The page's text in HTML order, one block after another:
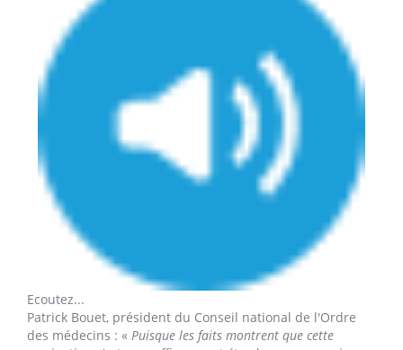
Ecoutez...
Patrick Bouet, président du Conseil national de l'Ordre
des médecins : « Puisque les faits montrent que cette